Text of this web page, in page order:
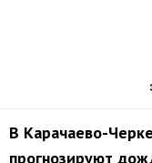
В Карачаево-
прогнозируют